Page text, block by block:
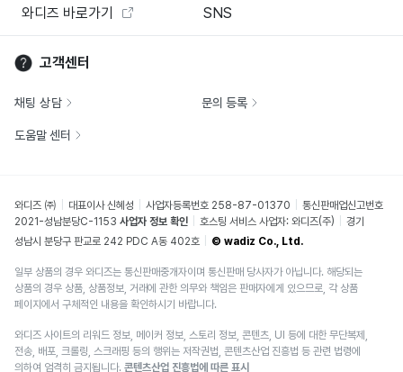
와디즈 바로가기
SNS
고객센터
채팅 상담 문의 등록
도움말 센터
와디즈 ㈜ 대표이사 신혜성 사업자등록번호 258-87-01370
통신판매업신고번호
2021-성남분당C-1153 사업자 정보 확인 호스팅 서비스 사업자: 와디즈(주)
경기
성남시 분당구 판교로 242 PDC A동 402호
© wadiz Co., Ltd.
일부 상품의 경우 와디즈는 통신판매중개자이며 통신판매 당사자가 아닙니다. 해당되는
상품의 경우 상품, 상품정보, 거래에 관한 의무와 책임은 판매자에게 있으므로, 각 상품
페이지에서 구체적인 내용을 확인하시기 바랍니다.
와디즈 사이트의 리워드 정보, 메이커 정보, 스토리 정보, 콘텐츠, UI 등에 대한 무단복제,
전송, 배포, 크롤링, 스크래핑 등의 행위는 저작권법, 콘텐츠산업 진흥법 등 관련 법령에
의하여 엄격히 금지됩니다. 콘텐츠산업 진흥법에 따른 표시